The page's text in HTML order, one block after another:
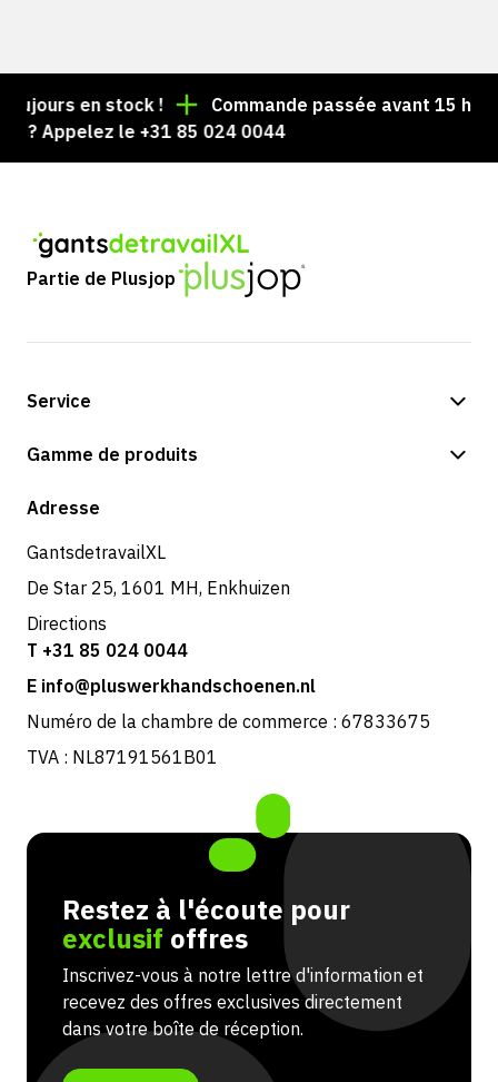
en stock !
Commande passée avant 15 h =
Appelez le +31 85 024 0044
Partie de Plusjop
Service
Options de paiement
Retours et service
Gamme de produits
Boutique
Adresse
GantsdetravailXL
De Star 25, 1601 MH, Enkhuizen
Directions
T +31 85 024 0044
E info@pluswerkhandschoenen.nl
Numéro de la chambre de commerce : 67833675
TVA : NL87191561B01
Restez à l'écoute pour
exclusif offres
Inscrivez-vous à notre lettre d'information et
recevez des offres exclusives directement
dans votre boîte de réception.